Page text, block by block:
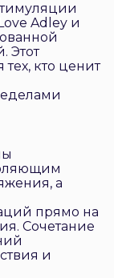
Adley и
Этот
кто ценит
а
прямо на
Сочетание
и